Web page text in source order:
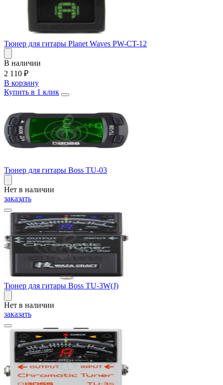
Тюнер для гитары Planet Waves PW-CT-12
В наличии
2 110 ₽
В корзину
Купить в 1 клик
Тюнер для гитары Boss TU-03
Нет в наличии
заказать
Тюнер для гитары Boss TU-3W(J)
Нет в наличии
заказать